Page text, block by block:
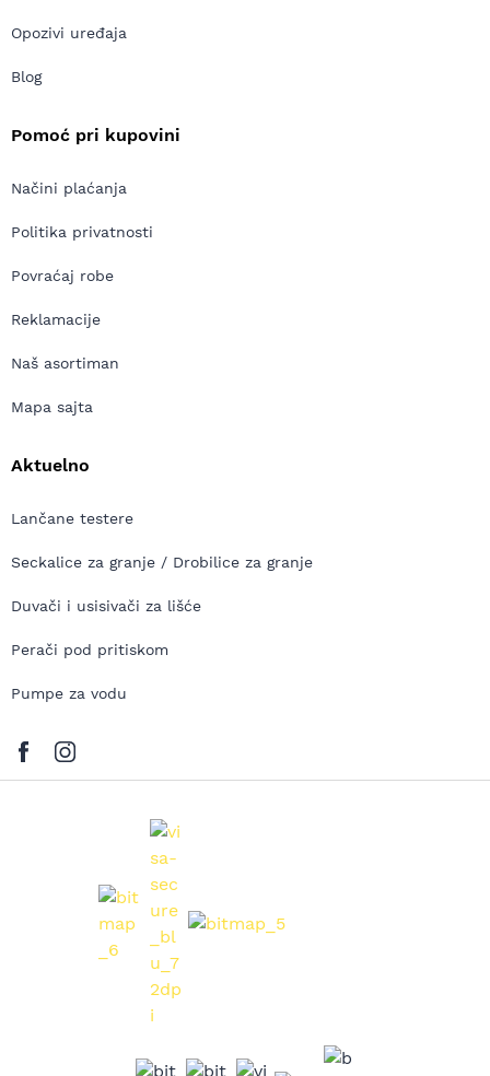
Opozivi uređaja
Blog
Pomoć pri kupovini
Načini plaćanja
Politika privatnosti
Povraćaj robe
Reklamacije
Naš asortiman
Mapa sajta
Aktuelno
Lančane testere
Seckalice za granje / Drobilice za granje
Duvači i usisivači za lišće
Perači pod pritiskom
Pumpe za vodu